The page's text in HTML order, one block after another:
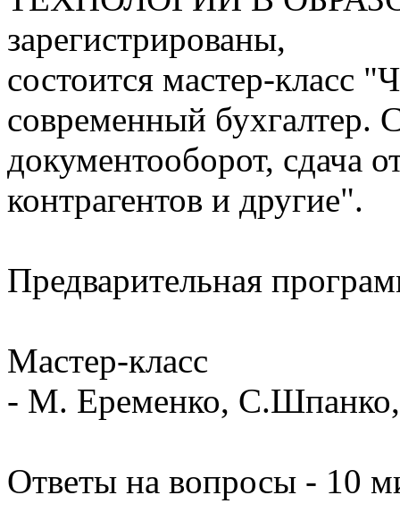
зарегистрированы,
состоится мастер-класс
современный бухгалтер.
документооборот, сдача
контрагентов и другие".
Предварительная
Мастер-класс
- М. Еременко,
Ответы на вопросы - 10